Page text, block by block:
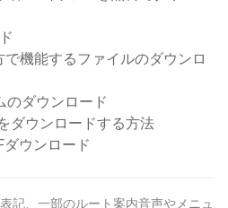
機能するファイルのダウンロ
のダウンロード
ダウンロードする方法
ウンロード
記、一部のルート案内音声やメニュ